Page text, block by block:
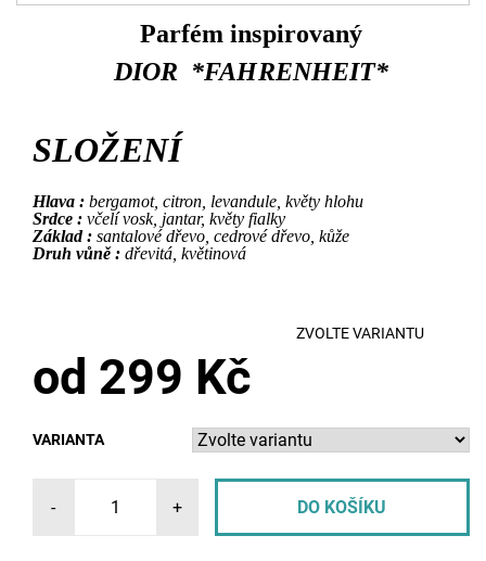
Parfém inspirovaný
DIOR *FAHRENHEIT*
SLOŽENÍ
Hlava : bergamot, citron, levandule, květy hlohu
Srdce : včelí vosk, jantar, květy fialky
Základ : santalové dřevo, cedrové dřevo, kůže
Druh vůně : dřevitá, květinová
ZVOLTE VARIANTU
od 299 Kč
VARIANTA
- +